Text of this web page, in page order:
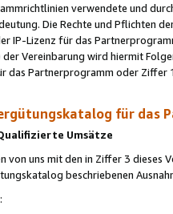
verwendete und
Die Rechte und Pflichten
IP-Lizenz für das
der Vereinbarung wird hiermit
das Partnerprogramm oder
für das
Umsätze
von uns mit den in Ziffer 3
beschriebenen
: